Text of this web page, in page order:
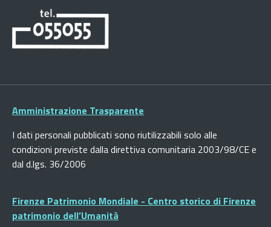
Amministrazione Trasparente
I dati personali pubblicati sono riutilizzabili solo alle
condizioni previste dalla direttiva comunitaria 2003/98/CE e
dal d.lgs. 36/2006
Firenze Patrimonio Mondiale - Centro storico di Firenze
patrimonio dell’Umanità